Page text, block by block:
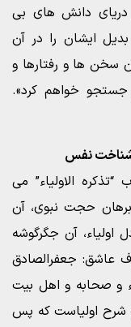
دانش های بی
ایشان را در آن
سخن ها و رفتارها و
جستجو خواهم کرد».
“تذکره الاولیاء” می
حجت نبوی، آن
آن جگرگوشه
عاشق: جعفرالصادق
و صحابه و اهل بیت
شرح اولیاست که پس